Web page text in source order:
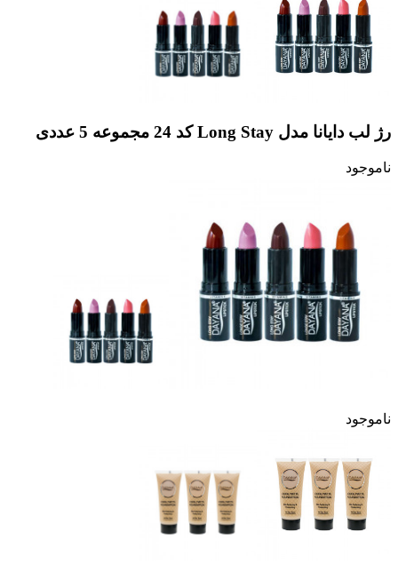
رژ لب دایانا مدل Long Stay کد 24 مجموعه 5 عددی
ناموجود
ناموجود